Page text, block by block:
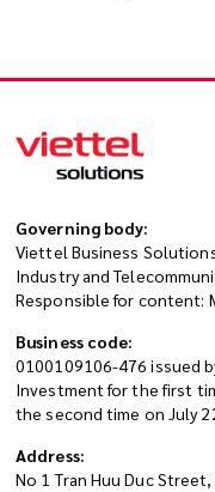
Governing body:
Viettel Business
Industry and
Responsible for content:
Business code:
0100109106-476 issued
Investment for the first
the second time on July
Address:
No 1 Tran Huu Duc Street,